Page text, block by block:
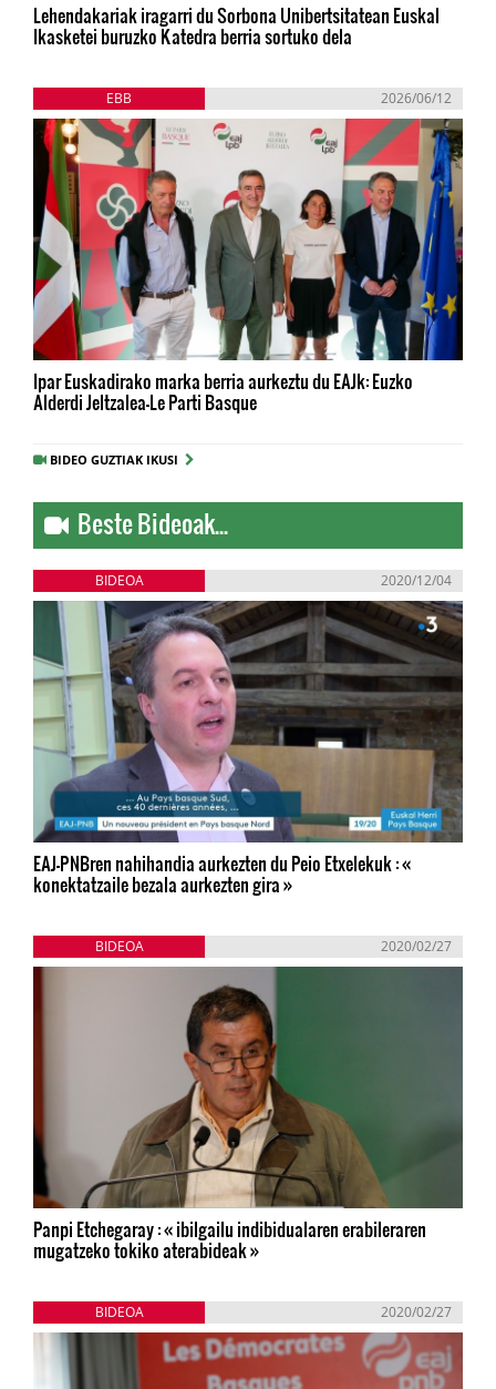
Lehendakariak iragarri du Sorbona Unibertsitatean Euskal
Ikasketei buruzko Katedra berria sortuko dela
EBB 2026/06/12
Ipar Euskadirako marka berria aurkeztu du EAJk: Euzko
Alderdi Jeltzalea-Le Parti Basque
BIDEO GUZTIAK IKUSI
Beste Bideoak...
BIDEOA 2020/12/04
EAJ-PNBren nahihandia aurkezten du Peio Etxelekuk : «
konektatzaile bezala aurkezten gira »
BIDEOA 2020/02/27
Panpi Etchegaray : « ibilgailu indibidualaren erabileraren
mugatzeko tokiko aterabideak »
BIDEOA 2020/02/27